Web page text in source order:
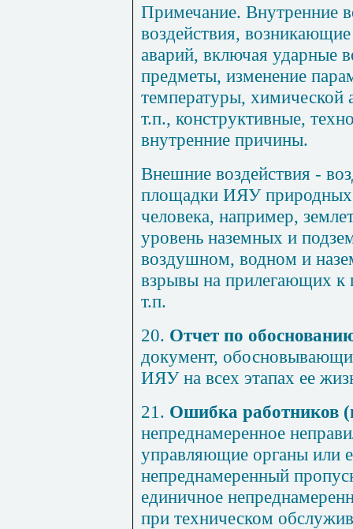
Примечание. Внутренние
воздействия,
аварий, включая ударные
предметы, изменение
температуры, химической
т.п., конструктивные,
внутренние причины.
Внешние воздействия -
площадки ИЯУ природных
человека, например,
уровень наземных и
воздушном, водном и
взрывы на прилегающих
т.п.
20. Отчет по
документ,
ИЯУ на всех этапах ее
21. Ошибка работников
непреднамеренное
управляющие органы или
непреднамеренный
единичное
при техническом